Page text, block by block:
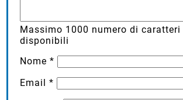
Massimo 1000 numero di caratteri
disponibili
Nome*
Email*